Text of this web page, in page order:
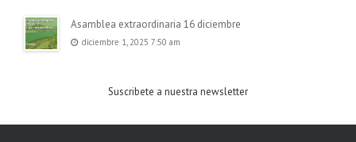
Asamblea extraordinaria 16 diciembre
diciembre 1, 2025 7:50 am
Suscribete a nuestra newsletter